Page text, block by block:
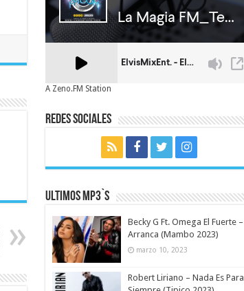
A Zeno.FM Station
Redes Sociales
Ultimos MP3`s
Becky G Ft. Omega El Fuerte –
Arranca (Mambo 2023)
marzo 10, 2023
Robert Liriano – Nada Es Para